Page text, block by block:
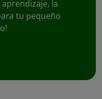
la
tu pequeño